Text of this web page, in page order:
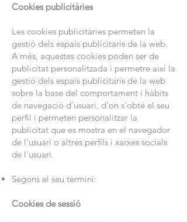
Cookies publicitàries
Les cookies publicitàries permeten la
gestió dels espais publicitaris de la web.
A més, aquestes cookies poden ser de
publicitat personalitzada i permetre així la
gestió dels espais publicitaris de la web
sobre la base del comportament i hàbits
de navegació d'usuari, d'on s'obté el seu
perfil i permeten personalitzar la
publicitat que es mostra en el navegador
de l'usuari o altres perfils i xarxes socials
de l'usuari.
Segons el seu termini:
Cookies de sessió